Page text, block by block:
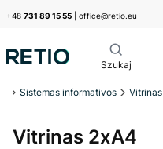
+48 731 89 15 55 office@retio.eu
Sistemas informativos Vitrinas
Vitrinas 2xA4